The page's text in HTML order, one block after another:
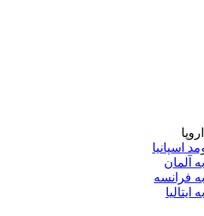
اسپانیا
آلمان
فرانسه